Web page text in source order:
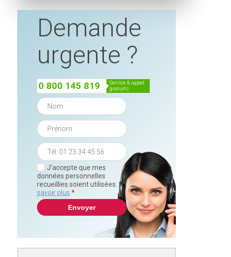
Demande
urgente ?
0 800 145 819
service & appel
gratuits
J'accepte que mes
données personnelles
recueillies soient utilisées. En
savoir plus *